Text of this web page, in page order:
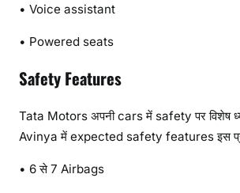
• Voice assistant
• Powered seats
Safety Features
Tata Motors अपनी cars में safety पर विशेष
Avinya में expected safety features इस
• 6 से 7 Airbags